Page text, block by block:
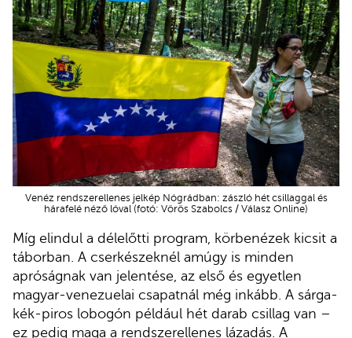
Venéz rendszerellenes jelkép Nógrádban: zászló hét csillaggal és
hárafelé néző lóval (fotó: Vörös Szabolcs / Válasz Online)
Míg elindul a délelőtti program, körbenézek kicsit a
táborban. A cserkészeknél amúgy is minden
apróságnak van jelentése, az első és egyetlen
magyar-venezuelai csapatnál még inkább. A sárga-
kék-piros lobogón például hét darab csillag van –
ez pedig maga a rendszerellenes lázadás. A